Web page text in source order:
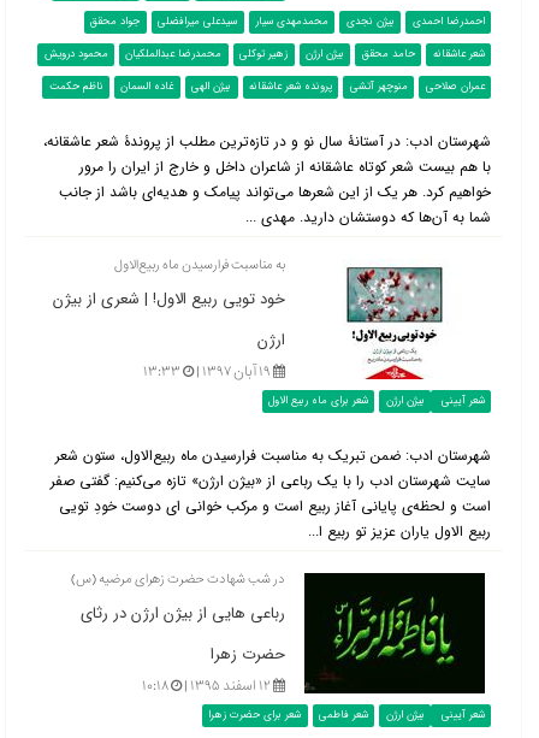
احمدرضا احمدی
بیژن نجدی محمدمهدی سیار سیدعلی میرافضلی
جواد محقق
شعر عاشقانه
حامد محقق بیژن ارژن زهیر توکلی محمدرضا عبدالملکیان
محمود درویش
عمران صلاحی
منوچهر آتشی پرونده شعر عاشقانه بیژن الهی غاده السمان ناظم حکمت
شهرستان ادب: در آستانۀ سال نو و در تازه‌ترین مطلب از پروندۀ شعر عاشقانه،
با هم بیست شعر کوتاه عاشقانه از شاعران داخل و خارج از ایران را مرور
خواهیم کرد. هر یک از این شعرها می‌تواند پیامک و هدیه‌ای باشد از جانب
شما به آن‌ها که دوستشان دارید. مهدی ...
به مناسبت فرارسیدن ماه ربیع‌الاول
خود تویی ربیع الاول! | شعری از بیژن
ارژن
۱۹ آبان ۱۳۹۷ | ۱۳:۳۳
شعر آیینی بیژن ارژن شعر برای ماه ربیع الاول
شهرستان ادب: ضمن تبریک به مناسبت فرارسیدن ماه ربیع‌الاول،‌ ستون شعر
سایت شهرستان ادب را با یک رباعی از «بیژن ارژن» تازه می‌کنیم: گفتی صفر
است و لحظه‌ی پایانی آغاز ربیع است و مرکب خوانی ای دوست خودِ تویی
ربیع الاول یاران عزیز تو ربیع ا...
در شب شهادت حضرت زهرای مرضیه (س)
رباعی هایی از بیژن ارژن در رثای
حضرت زهرا
۱۲ اسفند ۱۳۹۵ | ۱۰:۱۸
شعر آیینی بیژن ارژن شعر فاطمی شعر برای حضرت زهرا